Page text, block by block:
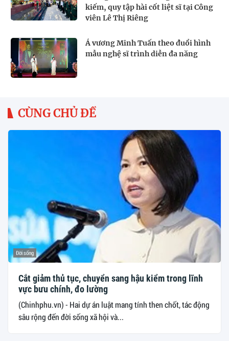
kiếm, quy tập hài cốt liệt sĩ tại Công
viên Lê Thị Riêng
Á vương Minh Tuấn theo đuổi hình
mẫu nghệ sĩ trình diễn đa năng
CÙNG CHỦ ĐỀ
Đời sống
Cắt giảm thủ tục, chuyển sang hậu kiểm trong lĩnh
vực bưu chính, đo lường
(Chinhphu.vn) - Hai dự án luật mang tính then chốt, tác động
sâu rộng đến đời sống xã hội và...